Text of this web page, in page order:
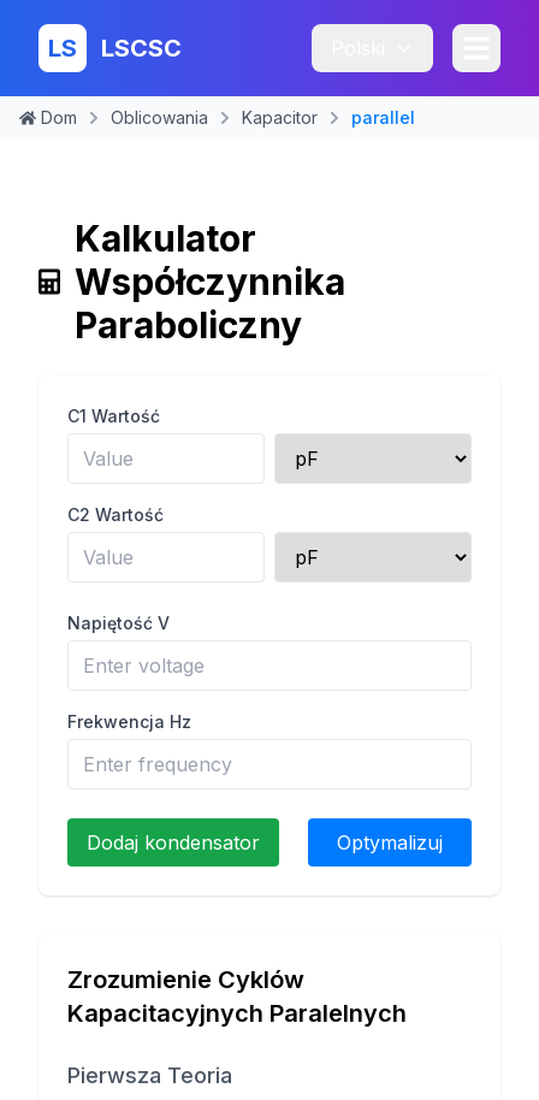
LS LSCSC
Dom Oblicowania Kapacitor parallel
Kalkulator
Współczynnika
Paraboliczny
C1 Wartość
C2 Wartość
Napiętość V
Frekwencja Hz
Dodaj kondensator Optymalizuj
Zrozumienie Cyklów
Kapacitacyjnych Paralelnych
Pierwsza Teoria